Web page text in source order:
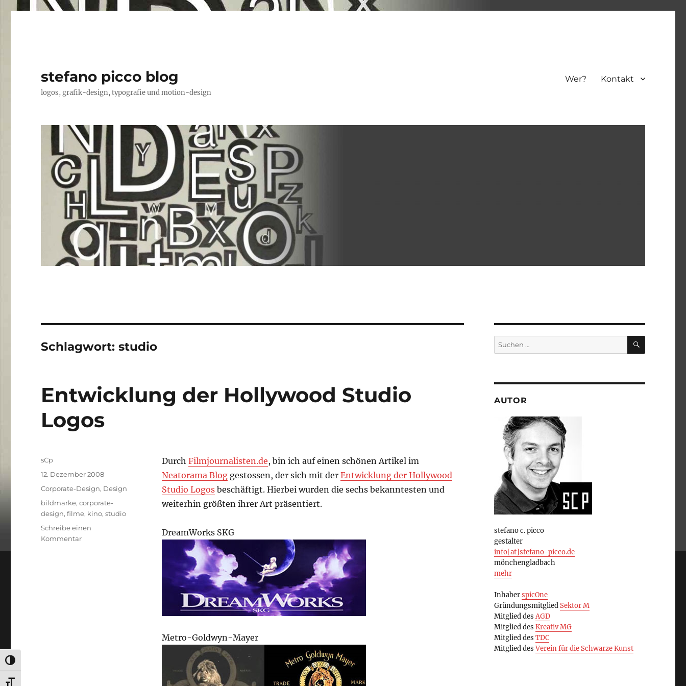
UMSCHALTEN AUF HOHE KONTRASTE
stefano picco blog
logos, grafik-design, typografie und motion-design
Wer? Kontakt
Schlagwort:studio
Entwicklung der Hollywood Studio
Logos
Durch Filmjournalisten.de, bin ich auf einen schönen Artikel im
Neatorama Bloggestossen, der sich mit der Entwicklung der Hollywood
Studio Logosbeschäftigt. Hierbei wurden die sechs bekanntesten und
weiterhin größten ihrer Art präsentiert.
DreamWorks SKG
Metro-Goldwyn-Mayer
Autor
sCp
Veröffentlicht
12. Dezember 2008
Kategorien
Corporate-Design, Design
Schlagwörter
bildmarke,corporate-
design,filme, kino,studio
Schreibe einen
Kommentarzu
Suchen
nach:
SUCHEN
AUTOR
stefano c. picco
gestalter
info[at]stefano-picco.de
mönchengladbach
mehr
InhaberspicOne
GründungsmitgliedSektor M
Mitglied desAGD
Mitglied des Kreativ MG
Mitglied des TDC
Mitglied desVerein für die Schwarze Kunst